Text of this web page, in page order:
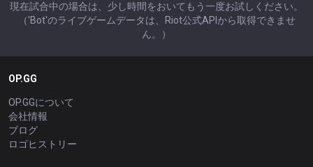
現在試合中の場合は、少し時間をおいてもう一度お試しください。
（'Bot'のライブゲームデータは、Riot公式APIから取得できませ
ん。）
OP.GG
OP.GGについて
会社情報
ブログ
ロゴヒストリー